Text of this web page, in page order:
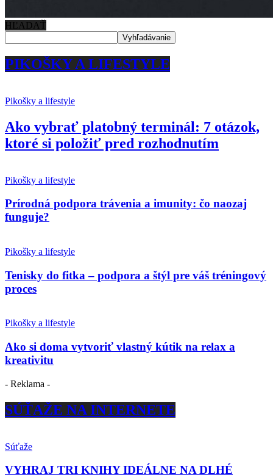
HĽADAŤ
PIKOŠKY A LIFESTYLE
Pikošky a lifestyle
Ako vybrať platobný terminál: 7 otázok,
ktoré si položiť pred rozhodnutím
Pikošky a lifestyle
Prírodná podpora trávenia a imunity: čo naozaj
funguje?
Pikošky a lifestyle
Tenisky do fitka – podpora a štýl pre váš tréningový
proces
Pikošky a lifestyle
Ako si doma vytvoriť vlastný kútik na relax a
kreativitu
- Reklama -
SÚŤAŽE NA INTERNETE
Súťaže
VYHRAJ TRI KNIHY IDEÁLNE NA DLHÉ